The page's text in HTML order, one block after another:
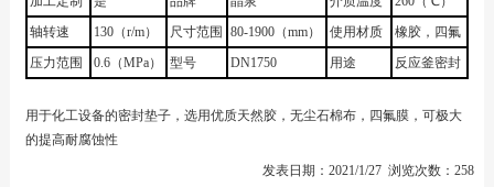
轴转速
130（r/m） 尺寸范围 80-1900（mm） 使用材质
橡胶，四氟
压力范围
0.6（MPa） 型号 DN1750 用途 反应釜密封
用于化工设备的密封垫子，选用优质天然胶，无尘石棉布，四氟膜，可极大
的提高耐腐蚀性
发表日期：2021/1/27 浏览次数：258